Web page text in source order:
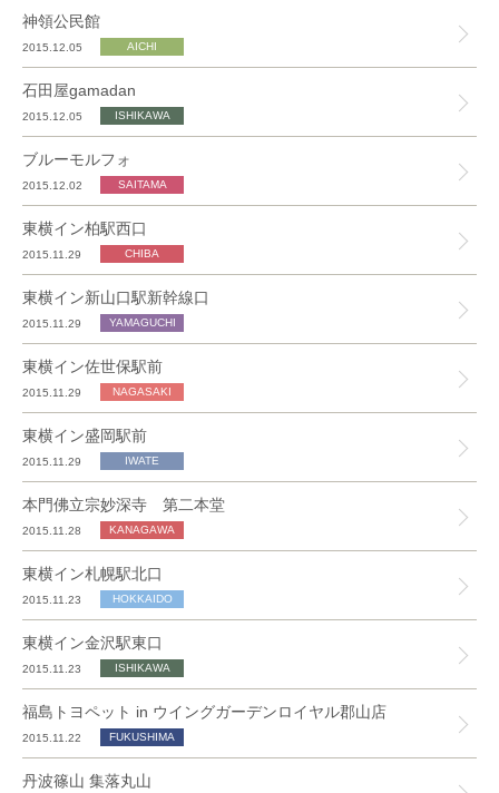
神領公民館
2015.12.05
石田屋gamadan
2015.12.05
ブルーモルフォ
2015.12.02
東横イン柏駅西口
2015.11.29
東横イン新山口駅新幹線口
2015.11.29
東横イン佐世保駅前
2015.11.29
東横イン盛岡駅前
2015.11.29
本門佛立宗妙深寺 第二本堂
2015.11.28
東横イン札幌駅北口
2015.11.23
東横イン金沢駅東口
2015.11.23
福島トヨペット in ウイングガーデンロイヤル郡山店
2015.11.22
丹波篠山 集落丸山